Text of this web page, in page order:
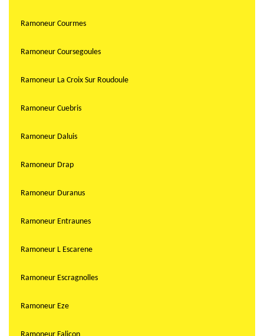
Ramoneur Courmes
Ramoneur Coursegoules
Ramoneur La Croix Sur Roudoule
Ramoneur Cuebris
Ramoneur Daluis
Ramoneur Drap
Ramoneur Duranus
Ramoneur Entraunes
Ramoneur L Escarene
Ramoneur Escragnolles
Ramoneur Eze